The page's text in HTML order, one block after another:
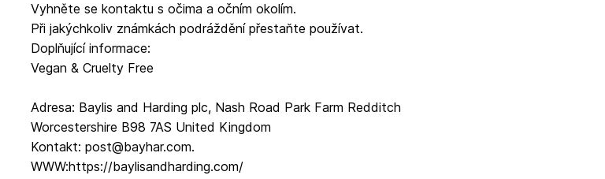
Vyhněte se kontaktu s očima a očním okolím.
Při jakýchkoliv známkách podráždění přestaňte používat.
Doplňující informace:
Vegan & Cruelty Free
Adresa: Baylis and Harding plc, Nash Road Park Farm Redditch
Worcestershire B98 7AS United Kingdom
Kontakt: post@bayhar.com.
WWW:https://baylisandharding.com/